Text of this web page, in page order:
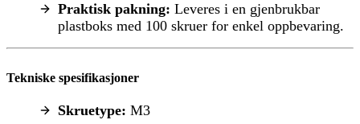
Praktisk pakning: Leveres i en gjenbrukbar
plastboks med 100 skruer for enkel oppbevaring.
Tekniske spesifikasjoner
Skruetype: M3